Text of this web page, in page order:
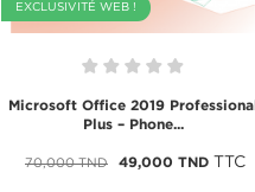
EXCLUSIVITÉ WEB !
Microsoft Office 2019 Professional
Plus – Phone...
70,000 TND 49,000 TND TTC